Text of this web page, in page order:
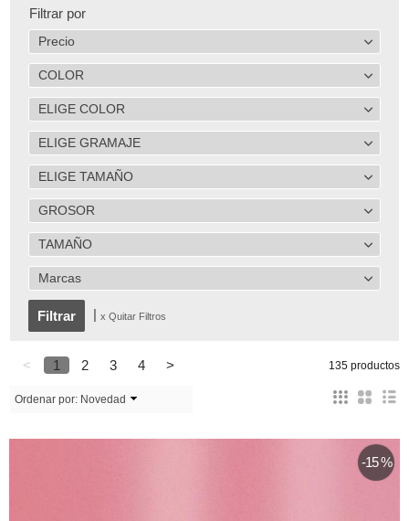
Filtrar por
Precio
COLOR
ELIGE COLOR
ELIGE GRAMAJE
ELIGE TAMAÑO
GROSOR
TAMAÑO
Marcas
x Quitar Filtros
< 1 2 3 4 > 135 productos
Ordenar por: Novedad
-15 %